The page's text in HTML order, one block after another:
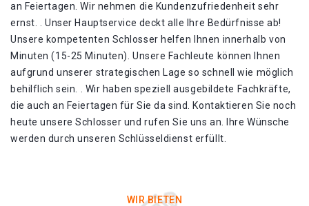
an Feiertagen. Wir nehmen die Kundenzufriedenheit sehr
ernst. . Unser Hauptservice deckt alle Ihre Bedürfnisse ab!
Unsere kompetenten Schlosser helfen Ihnen innerhalb von
Minuten (15-25 Minuten). Unsere Fachleute können Ihnen
aufgrund unserer strategischen Lage so schnell wie möglich
behilflich sein. . Wir haben speziell ausgebildete Fachkräfte,
die auch an Feiertagen für Sie da sind. Kontaktieren Sie noch
heute unsere Schlosser und rufen Sie uns an. Ihre Wünsche
werden durch unseren Schlüsseldienst erfüllt.
WIR BIETEN